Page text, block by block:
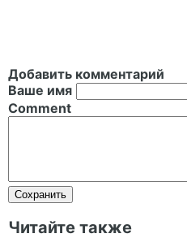
Добавить комментарий
Ваше имя
Comment
Читайте также